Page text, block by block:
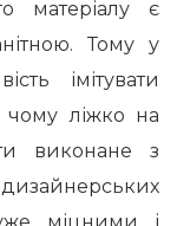
матеріалу є
Тому у
імітувати
чому ліжко на
виконане з